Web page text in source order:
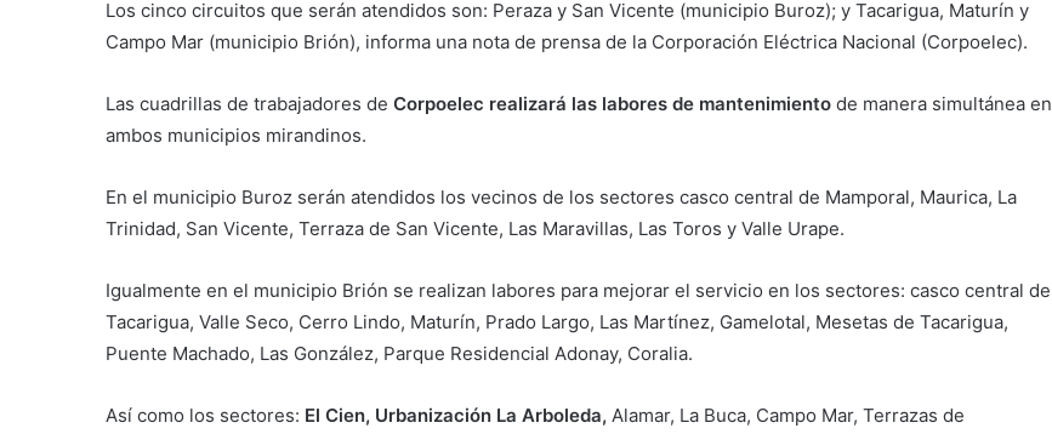
Los cinco circuitos que serán atendidos son: Peraza y San Vicente (municipio Buroz); y Tacarigua, Maturín y
Campo Mar (municipio Brión), informa una nota de prensa de la Corporación Eléctrica Nacional (Corpoelec).
Las cuadrillas de trabajadores de Corpoelec realizará las labores de mantenimiento de manera simultánea en
ambos municipios mirandinos.
En el municipio Buroz serán atendidos los vecinos de los sectores casco central de Mamporal, Maurica, La
Trinidad, San Vicente, Terraza de San Vicente, Las Maravillas, Las Toros y Valle Urape.
Igualmente en el municipio Brión se realizan labores para mejorar el servicio en los sectores: casco central de
Tacarigua, Valle Seco, Cerro Lindo, Maturín, Prado Largo, Las Martínez, Gamelotal, Mesetas de Tacarigua,
Puente Machado, Las González, Parque Residencial Adonay, Coralia.
Así como los sectores: El Cien, Urbanización La Arboleda, Alamar, La Buca, Campo Mar, Terrazas de